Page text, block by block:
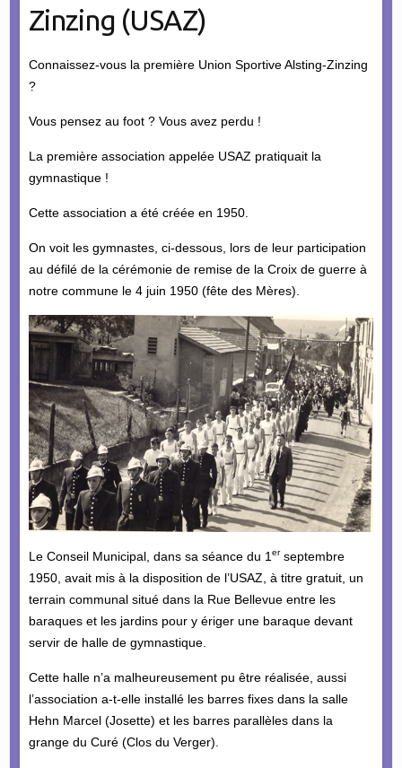
Zinzing (USAZ)
Connaissez-vous la première Union Sportive Alsting-Zinzing
?
Vous pensez au foot ? Vous avez perdu !
La première association appelée USAZ pratiquait la
gymnastique !
Cette association a été créée en 1950.
On voit les gymnastes, ci-dessous, lors de leur participation
au défilé de la cérémonie de remise de la Croix de guerre à
notre commune le 4 juin 1950 (fête des Mères).
Le Conseil Municipal, dans sa séance du 1 erseptembre
1950, avait mis à la disposition de l’USAZ, à titre gratuit, un
terrain communal situé dans la Rue Bellevue entre les
baraques et les jardins pour y ériger une baraque devant
servir de halle de gymnastique.
Cette halle n’a malheureusement pu être réalisée, aussi
l’association a-t-elle installé les barres fixes dans la salle
Hehn Marcel (Josette) et les barres parallèles dans la
grange du Curé (Clos du Verger).